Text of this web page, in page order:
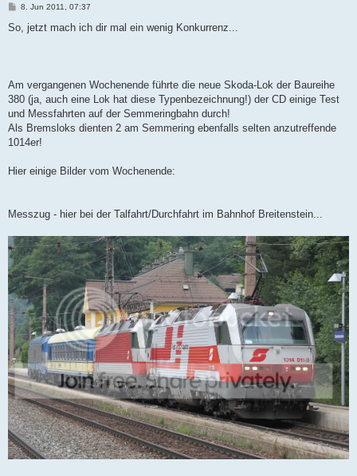
P
s
8. Jun 2011, 07:37
So, jetzt mach ich dir mal ein wenig Konkurrenz...
Am vergangenen Wochenende führte die neue Skoda-Lok der Baureihe
380 (ja, auch eine Lok hat diese Typenbezeichnung!) der CD einige Test
und Messfahrten auf der Semmeringbahn durch!
Als Bremsloks dienten 2 am Semmering ebenfalls selten anzutreffende
1014er!
Hier einige Bilder vom Wochenende:
Messzug - hier bei der Talfahrt/Durchfahrt im Bahnhof Breitenstein...